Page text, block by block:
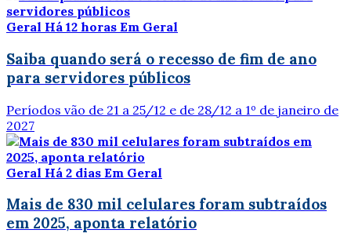
Geral Há 12 horas Em Geral
Saiba quando será o recesso de fim de ano
para servidores públicos
Períodos vão de 21 a 25/12 e de 28/12 a 1º de janeiro de
2027
Geral Há 2 dias Em Geral
Mais de 830 mil celulares foram subtraídos
em 2025, aponta relatório